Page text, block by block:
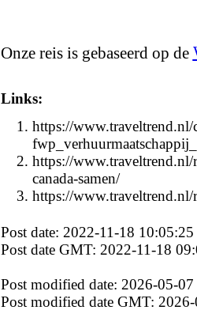
Onze reis is gebaseerd op de
Links:
https://www.traveltrend.nl/
https://www.traveltrend.nl/
canada-samen/
https://www.traveltrend.nl/
Post date: 2022-11-18 10:05:25
Post date GMT: 2022-11-18
Post modified date: 2026-05-
Post modified date GMT: